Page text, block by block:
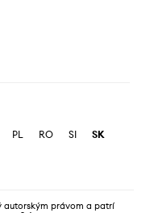
PL RO SI
SK
autorským právom a patrí